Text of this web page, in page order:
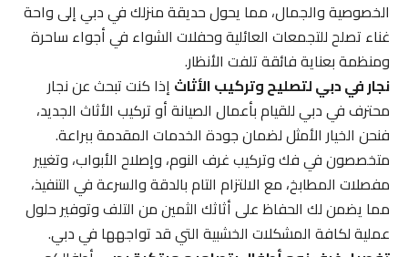
الخصوصية والجمال، مما يحول حديقة منزلك في دبي إلى واحة
غناء تصلح للتجمعات العائلية وحفلات الشواء في أجواء ساحرة
ومنظمة بعناية فائقة تلفت الأنظار.
نجار في دبي لتصليح وتركيب الأثاثإذا كنت تبحث عن نجار
محترف في دبي للقيام بأعمال الصيانة أو تركيب الأثاث الجديد،
فنحن الخيار الأمثل لضمان جودة الخدمات المقدمة ببراعة.
متخصصون في فك وتركيب غرف النوم، وإصلاح الأبواب، وتغيير
مفصلات المطابخ، مع الالتزام التام بالدقة والسرعة في التنفيذ،
مما يضمن لك الحفاظ على أثاثك الثمين من التلف وتوفير حلول
عملية لكافة المشكلات الخشبية التي قد تواجهها في دبي.